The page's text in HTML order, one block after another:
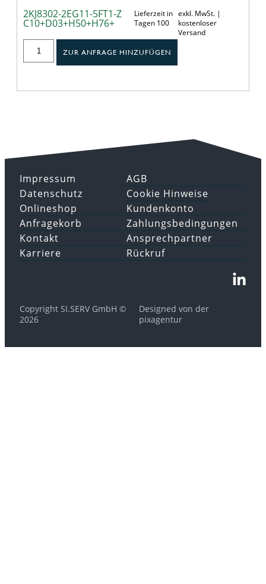
2KJ8302-2EG11-5FT1-Z
C10+D03+H50+H76+
Lieferzeit in
Tagen 100
exkl. MwSt. |
kostenloser
Versand
ZUR ANFRAGE HINZUFÜGEN
Impressum
Datenschutz
AGB
Cookie Hinweise
Onlineshop
Anfragekorb
Kundenkonto
Zahlungsbedingungen
Kontakt
Karriere
Ansprechpartner
Rückruf
Copyright SI.SERV GmbH ©
2026
Designed von der
pixagentur